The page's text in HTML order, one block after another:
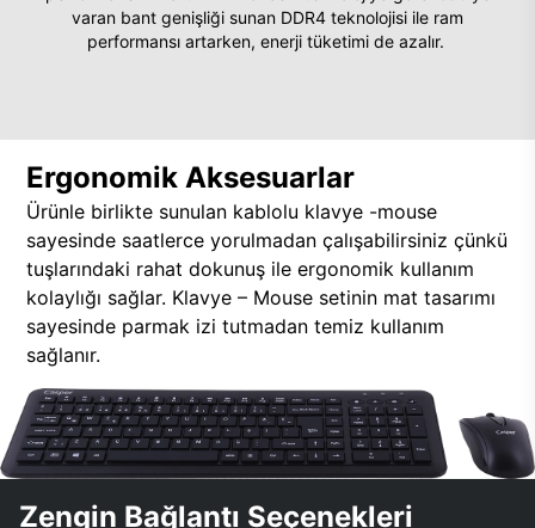
varan bant genişliği sunan DDR4 teknolojisi ile ram
performansı artarken, enerji tüketimi de azalır.
Ergonomik Aksesuarlar
Ürünle birlikte sunulan kablolu klavye -mouse
sayesinde saatlerce yorulmadan çalışabilirsiniz çünkü
tuşlarındaki rahat dokunuş ile ergonomik kullanım
kolaylığı sağlar. Klavye – Mouse setinin mat tasarımı
sayesinde parmak izi tutmadan temiz kullanım
sağlanır.
Zengin Bağlantı Seçenekleri